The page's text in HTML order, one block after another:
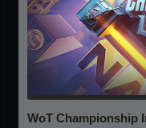
WoT Championship